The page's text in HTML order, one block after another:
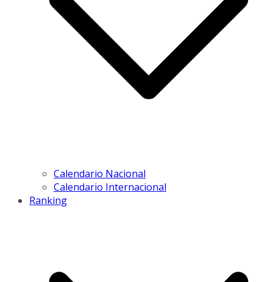
Calendario Nacional
Calendario Internacional
Ranking